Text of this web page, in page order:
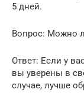
5 дней.
Вопрос: Можно
Ответ: Если у
вы уверены в
случае, лучше